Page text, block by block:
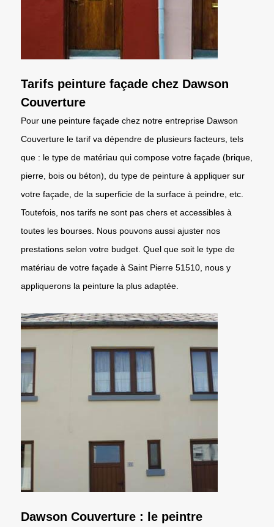
Tarifs peinture façade chez Dawson
Couverture
Pour une peinture façade chez notre entreprise Dawson
Couverture le tarif va dépendre de plusieurs facteurs, tels
que : le type de matériau qui compose votre façade (brique,
pierre, bois ou béton), du type de peinture à appliquer sur
votre façade, de la superficie de la surface à peindre, etc.
Toutefois, nos tarifs ne sont pas chers et accessibles à
toutes les bourses. Nous pouvons aussi ajuster nos
prestations selon votre budget. Quel que soit le type de
matériau de votre façade à Saint Pierre 51510, nous y
appliquerons la peinture la plus adaptée.
Dawson Couverture : le peintre